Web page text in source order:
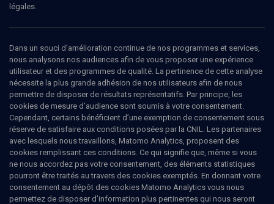
Ajouter J’aime
Tous 1 Vidéos 1
Vidéos 1
légales.
Dans un souci d’amélioration continue de nos programmes et services,
nous analysons nos audiences afin de vous proposer une expérience
utilisateur et des programmes de qualité. La pertinence de cette analyse
nécessite la plus grande adhésion de nos utilisateurs afin de nous
permettre de disposer de résultats représentatifs. Par principe, les
cookies de mesure d’audience sont soumis à votre consentement.
Cependant, certains bénéficient d’une exemption de consentement sous
réserve de satisfaire aux conditions posées par la CNIL. Les partenaires
avec lesquels nous travaillons, Matomo Analytics, proposent des
cookies remplissant ces conditions. Ce qui signifie que, même si vous
ne nous accordez pas votre consentement, des éléments statistiques
pourront être traités au travers des cookies exemptés. En donnant votre
consentement au dépôt des cookies Matomo Analytics vous nous
permettez de disposer d’information plus pertinentes qui nous seront